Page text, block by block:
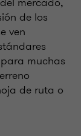
de los
ven
muchas
de ruta o